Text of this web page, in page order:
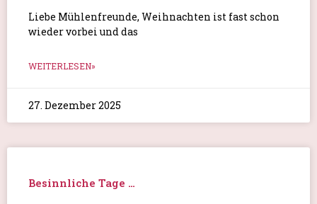
Liebe Mühlenfreunde, Weihnachten ist fast schon
wieder vorbei und das
WEITERLESEN»
27. Dezember 2025
Besinnliche Tage …